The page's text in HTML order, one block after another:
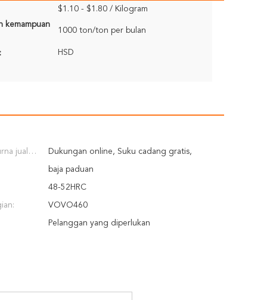
$1.10 - $1.80 / Kilogram
kemampuan
1000 ton/ton per bulan
HSD
jual Dukungan online, Suku cadang gratis,
Insinyur tersedia untuk melayani mesin di luar
negeri
baja paduan
48-52HRC
VOVO460
Pelanggan yang diperlukan